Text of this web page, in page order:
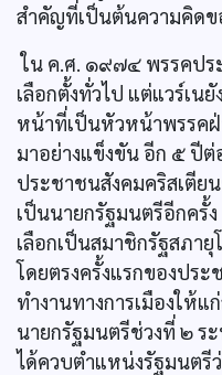
สำคัญที่เป็นต้นความคิดข
ใน ค.ศ. ๑๙๗๔ พรรคปร
เลือกตั้งทั่วไป แต่แวร์เน
หน้าที่เป็นหัวหน้าพรรค
มาอย่างแข็งขัน อีก ๕ ปี
ประชาชนสังคมคริสเตีย
เป็นนายกรัฐมนตรีอีกครั้
เลือกเป็นสมาชิกรัฐสภายุ
โดยตรงครั้งแรกของปร
ทำงานทางการเมืองให้แ
นายกรัฐมนตรีช่วงที่ ๒ ร
ได้ควบตำแหน่งรัฐมนตรี